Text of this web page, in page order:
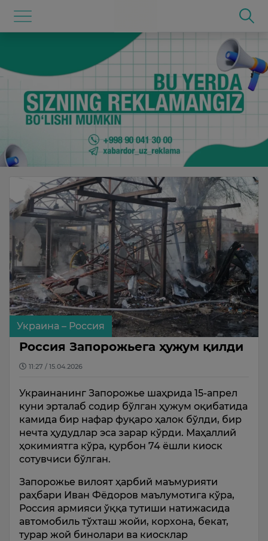
Украина – Россия
Россия Запорожьега ҳужум қилди
11:27 / 15.04.2026
Украинанинг Запорожье шаҳрида 15-апрел
куни эрталаб содир бўлган ҳужум оқибатида
камида бир нафар фуқаро ҳалок бўлди, бир
нечта ҳудудлар эса зарар кўрди. Маҳаллий
ҳокимиятга кўра, қурбон 74 ёшли киоск
сотувчиси бўлган.
Запорожье вилоят ҳарбий маъмурияти
раҳбари Иван Фёдоров маълумотига кўра,
Россия армияси ўққа тутиши натижасида
автомобиль тўхташ жойи, корхона, бекат,
турар жой бинолари ва киосклар